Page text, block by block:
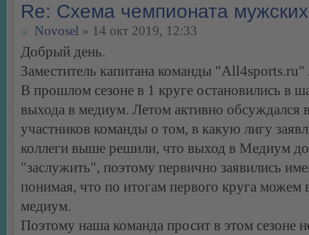
Re: Схема чемпионата
Novosel » 14 окт 2019, 12:33
Добрый день.
Заместитель капитана команды
В прошлом сезоне в 1 круге остановились в
выхода в медиум. Летом активно обсуждался
участников команды о том, в какую лигу
коллеги выше решили, что выход в Медиум
"заслужить", поэтому первично заявились
понимая, что по итогам первого круга можем
медиум.
Поэтому наша команда просит в этом сезоне